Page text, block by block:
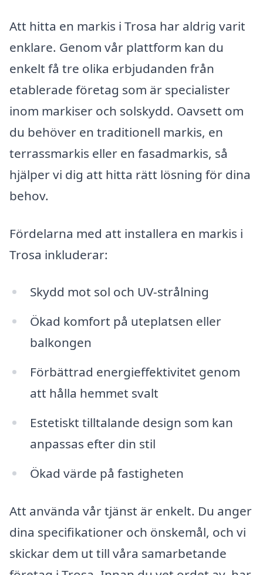
Att hitta en markis i Trosa har aldrig varit
enklare. Genom vår plattform kan du
enkelt få tre olika erbjudanden från
etablerade företag som är specialister
inom markiser och solskydd. Oavsett om
du behöver en traditionell markis, en
terrassmarkis eller en fasadmarkis, så
hjälper vi dig att hitta rätt lösning för dina
behov.
Fördelarna med att installera en markis i
Trosa inkluderar:
Skydd mot sol och UV-strålning
Ökad komfort på uteplatsen eller
balkongen
Förbättrad energieffektivitet genom
att hålla hemmet svalt
Estetiskt tilltalande design som kan
anpassas efter din stil
Ökad värde på fastigheten
Att använda vår tjänst är enkelt. Du anger
dina specifikationer och önskemål, och vi
skickar dem ut till våra samarbetande